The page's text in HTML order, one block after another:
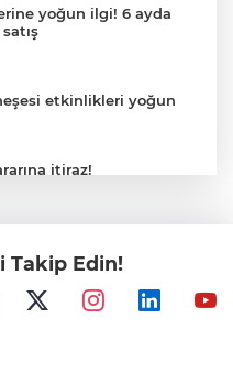
yoğun ilgi! 6 ayda
etkinlikleri yoğun
itiraz!
ilçeye güçlü yağmur
Birliği'nin 3'üncü
Takip Edin!